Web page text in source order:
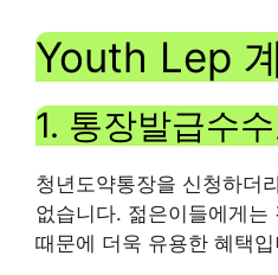
Youth Lep
1. 통장발급수
청년도약통장을 신청하더
없습니다. 젊은이들에게는
때문에 더욱 유용한 혜택